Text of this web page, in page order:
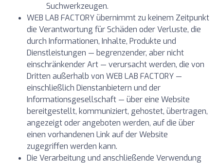
Suchwerkzeugen.
WEB LAB FACTORY übernimmt zu keinem Zeitpunkt
die Verantwortung für Schäden oder Verluste, die
durch Informationen, Inhalte, Produkte und
Dienstleistungen — begrenzender, aber nicht
einschränkender Art — verursacht werden, die von
Dritten außerhalb von WEB LAB FACTORY —
einschließlich Dienstanbietern und der
Informationsgesellschaft — über eine Website
bereitgestellt, kommuniziert, gehostet, übertragen,
angezeigt oder angeboten werden, auf die über
einen vorhandenen Link auf der Website
zugegriffen werden kann.
Die Verarbeitung und anschließende Verwendung